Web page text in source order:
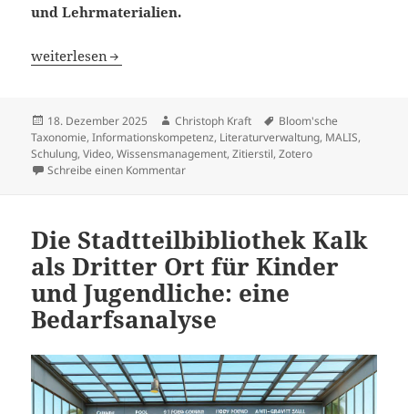
und Lehrmaterialien.
Konzeption einer Zotero-Schulung an der IHL
weiterlesen
Veröffentlicht
am
18. Dezember 2025 Autor
Christoph Kraft Schlagwörter
Bloom'sche
Taxonomie,Informationskompetenz, Literaturverwaltung, MALIS,
Schulung,Video,Wissensmanagement,Zitierstil,Zotero
Schreibe einen Kommentarzu Konzeption einer Zotero-Schulung an
Die Stadtteilbibliothek Kalk
als Dritter Ort für Kinder
und Jugendliche: eine
Bedarfsanalyse